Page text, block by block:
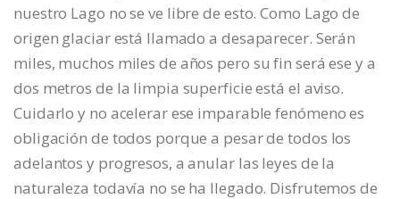
nuestro Lago no se ve libre de esto. Como Lago de
origen glaciar está llamado a desaparecer. Serán
miles, muchos miles de años pero su fin será ese y a
dos metros de la limpia superficie está el aviso.
Cuidarlo y no acelerar ese imparable fenómeno es
obligación de todos porque a pesar de todos los
adelantos y progresos, a anular las leyes de la
naturaleza todavía no se ha llegado. Disfrutemos de